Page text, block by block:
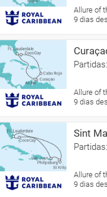
Allure of
9 dias
Allure of
9 dias
Sint
Allure of
9 dias